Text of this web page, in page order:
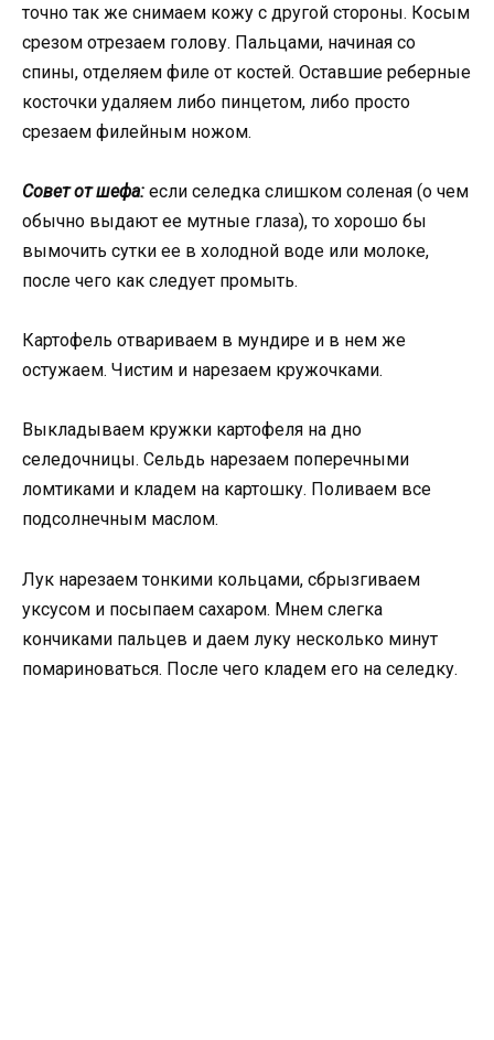
точно так же снимаем кожу с другой стороны. Косым
срезом отрезаем голову. Пальцами, начиная со
спины, отделяем филе от костей. Оставшие реберные
косточки удаляем либо пинцетом, либо просто
срезаем филейным ножом.
Совет от шефа: если селедка слишком соленая (о чем
обычно выдают ее мутные глаза), то хорошо бы
вымочить сутки ее в холодной воде или молоке,
после чего как следует промыть.
Картофель отвариваем в мундире и в нем же
остужаем. Чистим и нарезаем кружочками.
Выкладываем кружки картофеля на дно
селедочницы. Сельдь нарезаем поперечными
ломтиками и кладем на картошку. Поливаем все
подсолнечным маслом.
Лук нарезаем тонкими кольцами, сбрызгиваем
уксусом и посыпаем сахаром. Мнем слегка
кончиками пальцев и даем луку несколько минут
помариноваться. После чего кладем его на селедку.